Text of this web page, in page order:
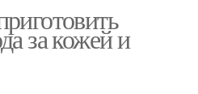
за кожей и